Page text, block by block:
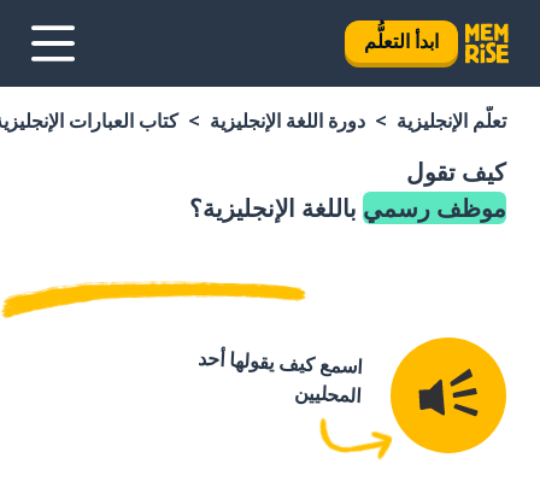
ابدأ التعلُّم
تعلَّم الإنجليزية دورة اللغة الإنجليزية كتاب العبارات
كيف تقول
موظف رسمي باللغة الإنجليزية؟
اسمع كيف يقولها أحد
المحليين